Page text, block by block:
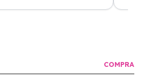
en perfectas condiciones y el
llegó
COMPRA